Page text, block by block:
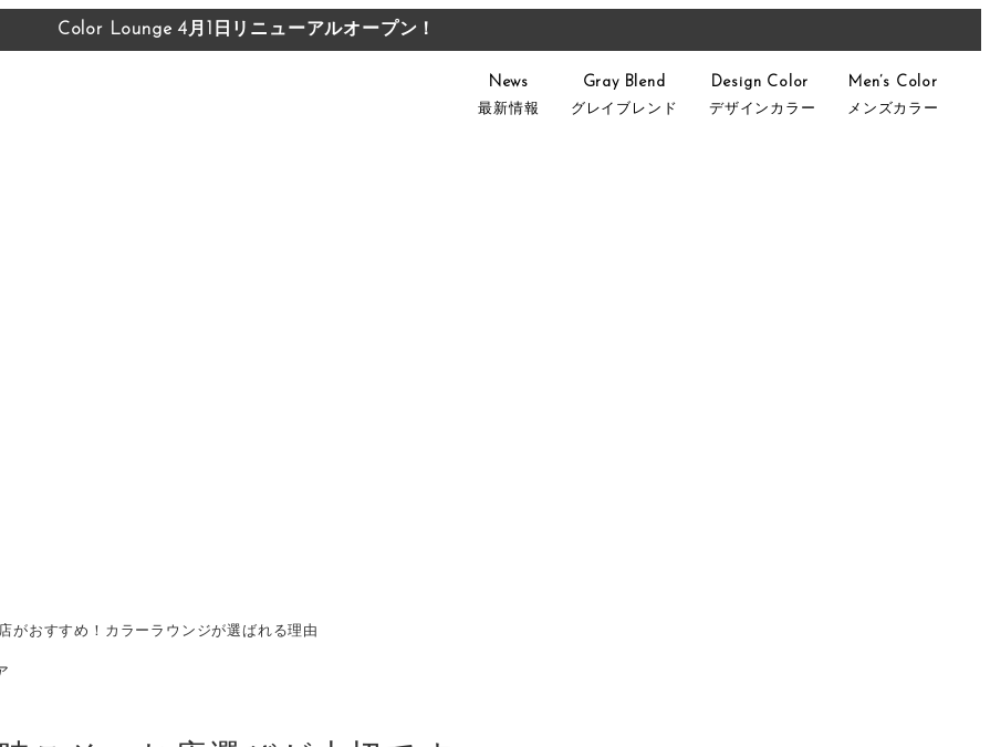
Color Lounge 4月1日リニューアルオープン！
News
最新情報
Gray Blend
グレイブレンド
Design Color
デザインカラー
Men’s Color
メンズカラー
Color Lounge 4月1日リニューアルオープン！
がおすすめ！カラーラウンジが選ばれる理由